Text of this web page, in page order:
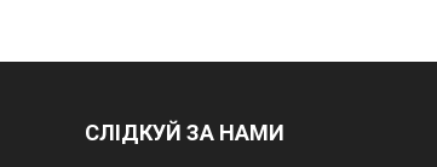
СЛІДКУЙ ЗА НАМИ